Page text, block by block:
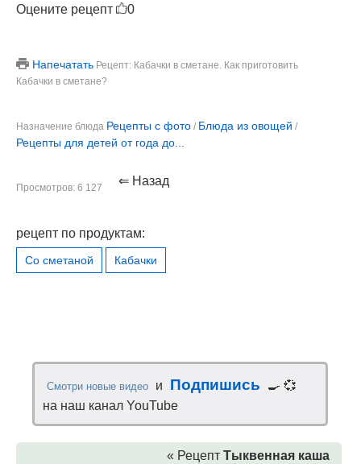
Оцените рецепт 0
Напечатать Рецепт: Кабачки в сметане. Как приготовить
Кабачки в сметане?
Назначение блюда Рецепты с фото / Блюда из овощей /
Рецепты для детей от года до...
Просмотров: 6 127 ⇐ Назад
рецепт по продуктам:
Со сметаной Кабачки
Смотри новые видео и Подпишись
🍳 💞
на наш канал YouTube
« Рецепт Тыквенная каша